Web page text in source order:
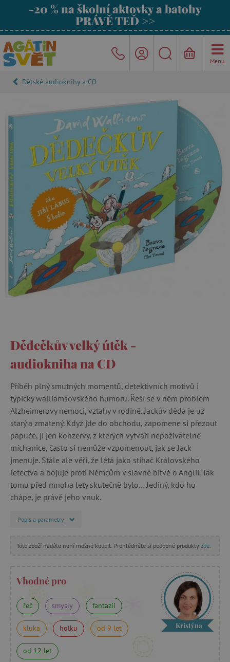
-20 % na školní aktovky a batohy
PRÁVĚ TEĎ >>
Menu
Dětské audioknihy a CD
Dědečkův velký útěk -
audiokniha na CD
Příběh plný smutných momentů, detektivních motivů i
typicky walliamsovského humoru. Řeší se v něm problém
Alzheimerovy nemoci, vztahy v rodině. Jackův děda je už
starý a zmatený. Když jde do obchodu, zapomene si přezout
papuče, jí jen konzervy, z kterých vytváří nepoživatelné
míchanice, často si nemůže vzpomenout, jak se Jack
jmenuje. Stále ale věří, že létá jako stíhač Královského
letectva a bojuje proti Němcům v slavné bitvě o Anglii. Tak
tomu před mnoha lety skutečně bylo… Jediný, kdo ho
chápe, je právě jeho vnuk.
Popis a parametry
Toto zboží nadále není možné koupit. Prohlédněte si podobné produkty zde.
Vhodné pro
řeč smysly fantazii
kluka holku od 9 let
od 12 let
Kristýna